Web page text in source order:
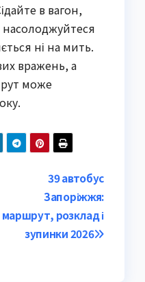
в вагон,
насолоджуйтеся
ні на мить.
вражень, а
може
39 автобус
Запоріжжя:
маршрут, розклад і
зупинки 2026